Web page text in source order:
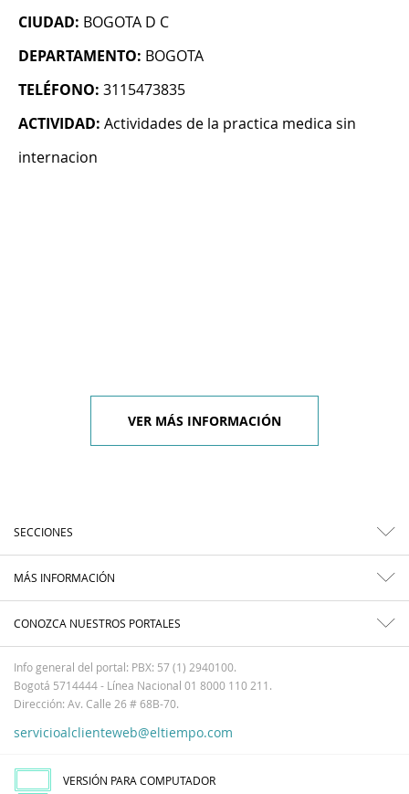
CIUDAD: BOGOTA D C
DEPARTAMENTO: BOGOTA
TELÉFONO: 3115473835
ACTIVIDAD: Actividades de la practica medica sin
internacion
VER MÁS INFORMACIÓN
SECCIONES
MÁS INFORMACIÓN
CONOZCA NUESTROS PORTALES
Info general del portal: PBX: 57 (1) 2940100.
Bogotá 5714444 - Línea Nacional 01 8000 110 211.
Dirección: Av. Calle 26 # 68B-70.
servicioalclienteweb@eltiempo.com
VERSIÓN PARA COMPUTADOR